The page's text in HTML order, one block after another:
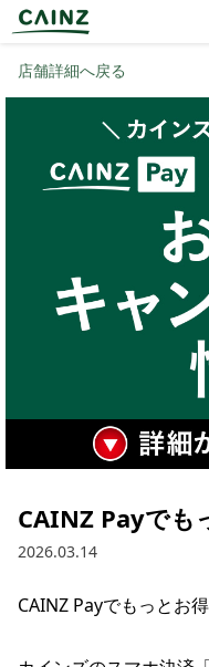
店舗詳細へ戻る
CAINZ Payでも
2026.03.14
CAINZ Payでもっとお